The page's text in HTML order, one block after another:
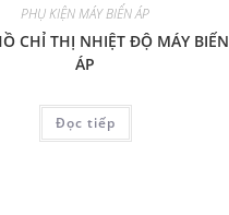
PHỤ KIỆN MÁY BIẾN ÁP
CHỈ THỊ NHIỆT ĐỘ MÁY BIẾN
ÁP
Đọc tiếp